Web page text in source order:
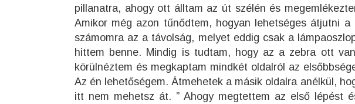
pillanatra, ahogy ott álltam az út szélén és
Amikor még azon tűnődtem, hogyan lehetséges átjutni
számomra az a távolság, melyet eddig csak a
hittem benne. Mindig is tudtam, hogy az a zebra ott
körülnéztem és megkaptam mindkét oldalról az
Az én lehetőségem. Átmehetek a másik oldalra anélkül,
itt nem mehetsz át. ” Ahogy megtettem az első lépést